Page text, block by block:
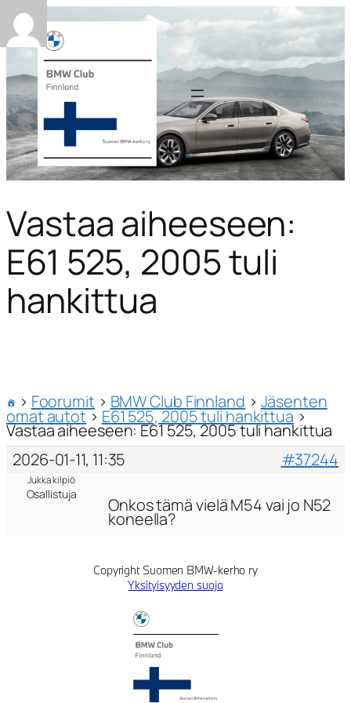
Vastaa aiheeseen:
E61 525, 2005 tuli
hankittua
› Foorumit › BMW Club Finnland › Jäsenten
omat autot› E61 525, 2005 tuli hankittua›
Vastaa aiheeseen: E61 525, 2005 tuli hankittua
2026-01-11, 11:35
#37244
Jukka kilpiö
Osallistuja
Onkos tämä vielä M54 vai jo N52
koneella?
Copyright Suomen BMW-kerho ry
Yksityisyyden suoja